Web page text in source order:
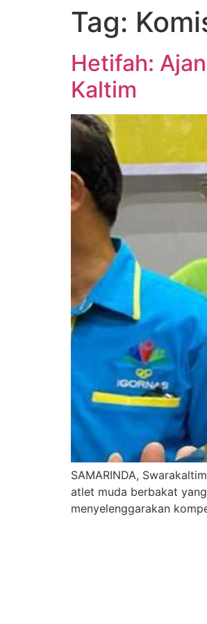
Tag:
Hetifah:
Kaltim
SAMARINDA,
atlet muda berbakat
menyelenggarakan